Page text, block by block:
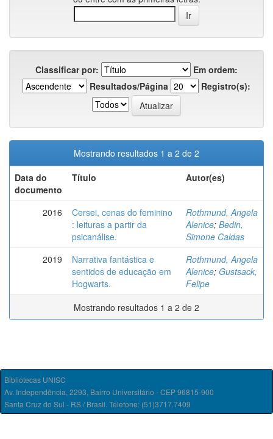
Classificar por:
Em ordem:
Resultados/Página
Registro(s):
Mostrando resultados 1 a 2 de 2
Data do
documento
Título Autor(es)
2016
Cersei, cenas do feminino
: leituras a partir da
psicanálise.
Rothmund, Angela
Alenice; Bedin,
Simone Caldas
2019
Narrativa fantástica e
sentidos de educação em
Hogwarts.
Rothmund, Angela
Alenice; Gustsack,
Felipe
Mostrando resultados 1 a 2 de 2
Bibliotecas UNISC
Av. Independência, 2293, Bairro Universitário - CEP 96815-900
Santa Cruz do Sul - RS / Brasil. Telefone: (51)3717.7409